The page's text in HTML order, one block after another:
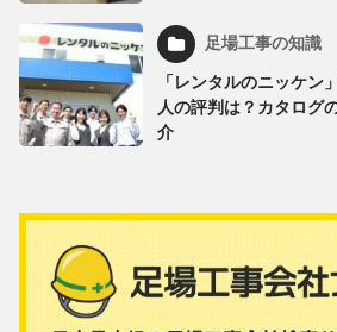
足場工事の知識
「レンタルのニッケン
人の評判は？カタログ
介